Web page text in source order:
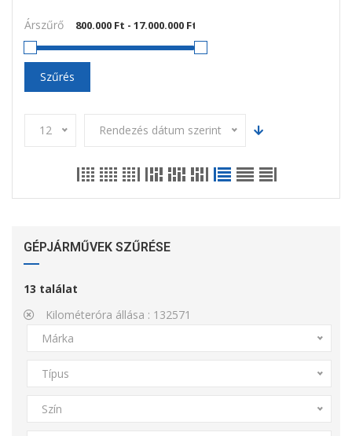
Árszűrő
Szűrés
12 Rendezés dátum szerint
GÉPJÁRMŰVEK SZŰRÉSE
13 találat
Kilométeróra állása : 132571
Márka
Típus
Szín